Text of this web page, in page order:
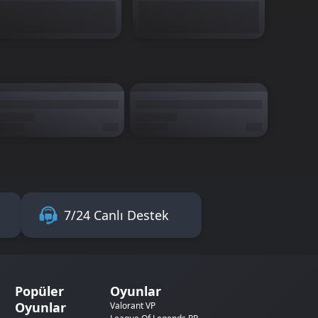
7/24 Canlı Destek
Popüler
Oyunlar
Oyunlar
Valorant VP